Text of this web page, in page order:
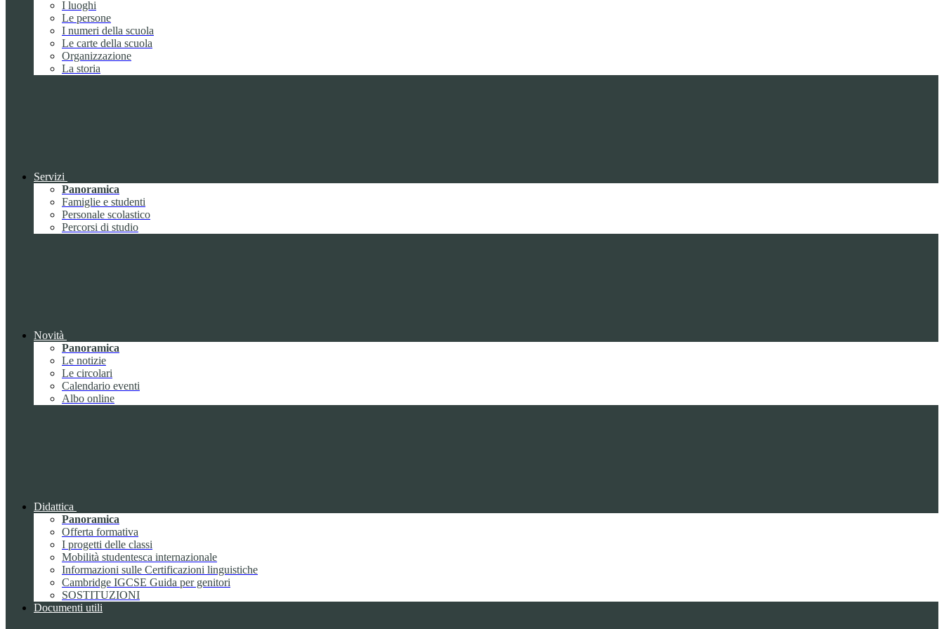
I luoghi
Le persone
I numeri della scuola
Le carte della scuola
Organizzazione
La storia
Servizi
Panoramica
Famiglie e studenti
Personale scolastico
Percorsi di studio
Novità
Panoramica
Le notizie
Le circolari
Calendario eventi
Albo online
Didattica
Panoramica
Offerta formativa
I progetti delle classi
Mobilità studentesca internazionale
Informazioni sulle Certificazioni linguistiche
Cambridge IGCSE Guida per genitori
SOSTITUZIONI
Documenti utili